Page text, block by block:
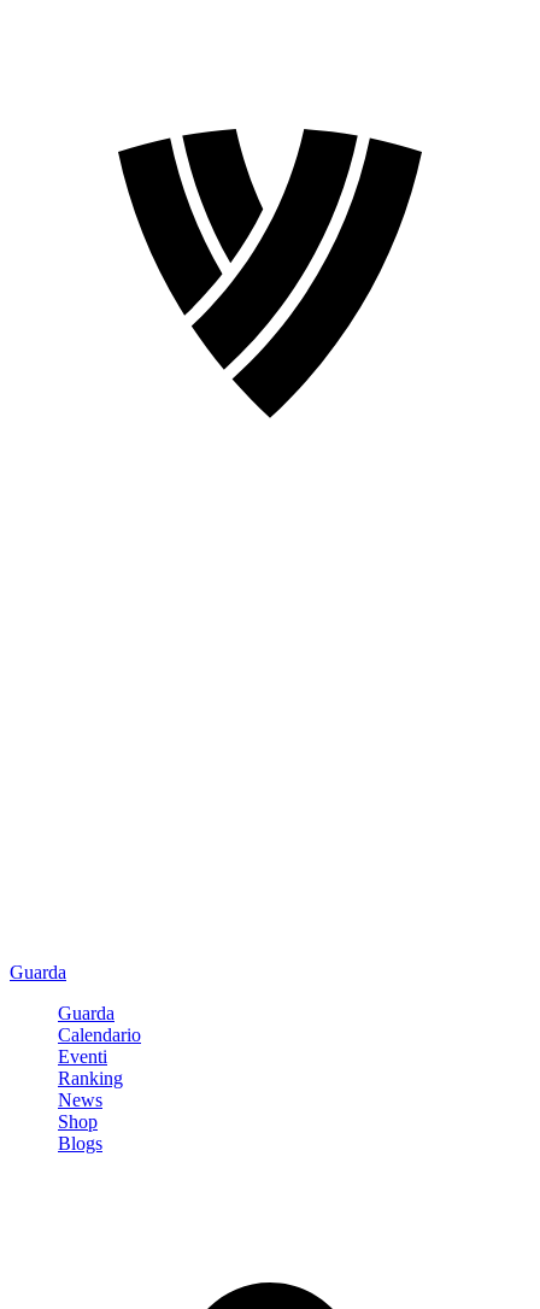
Guarda
Guarda
Calendario
Eventi
Ranking
News
Shop
Blogs